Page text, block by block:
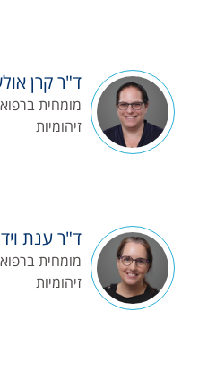
ד"ר קרן
מומחית
זיהומיות
ד"ר ענת
מומחית
זיהומיות